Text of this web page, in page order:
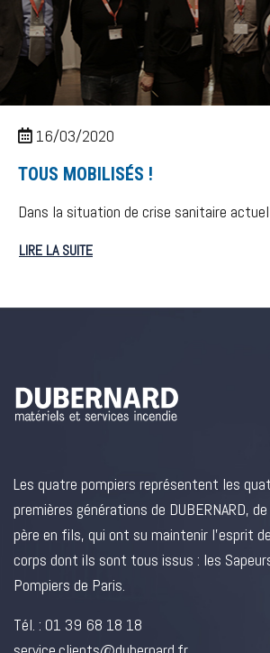
16/03/2020
TOUS MOBILISÉS !
Dans la situation de crise sanitaire
LIRE LA SUITE
Les quatre pompiers représentent les
premières générations de DUBERNARD, de
père en fils, qui ont su maintenir l’esprit de
corps dont ils sont tous issus : les
Pompiers de Paris.
Tél. : 01 39 68 18 18